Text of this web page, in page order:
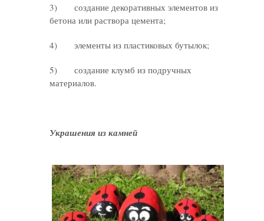
3) создание декоративных элементов из
бетона или раствора цемента;
4) элементы из пластиковых бутылок;
5) создание клумб из подручных
материалов.
Украшения из камней